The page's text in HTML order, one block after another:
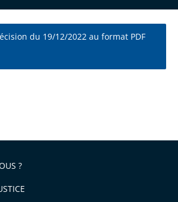
du 19/12/2022 au format PDF
?